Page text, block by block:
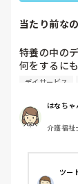
てお休み
そうすれ
できちん
社に直談
てる職
りして早
があって
当たり前な
特養の中の
何をするに
って当たり
デイサービス
はなちゃ
介護福祉
ツー